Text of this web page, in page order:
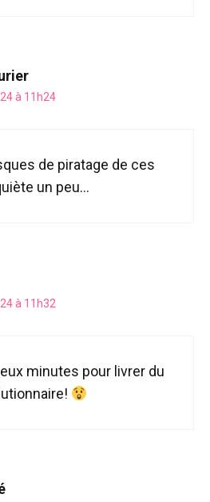
à 11h24
de piratage de ces
un peu…
à 11h32
minutes pour livrer du